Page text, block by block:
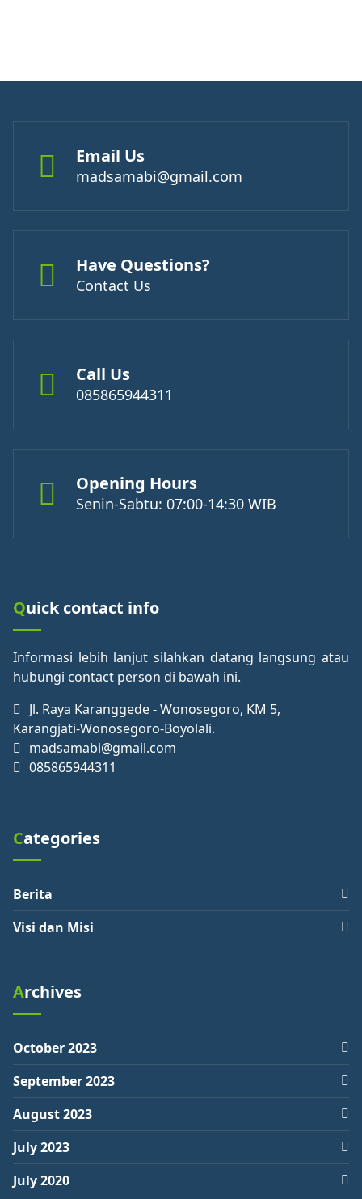
Email Us
madsamabi@gmail.com
Have Questions?
Contact Us
Call Us
085865944311
Opening Hours
Senin-Sabtu: 07:00-14:30 WIB
Quick contact info
Informasi lebih lanjut silahkan datang langsung atau
hubungi contact person di bawah ini.
Jl. Raya Karanggede - Wonosegoro, KM 5,
Karangjati-Wonosegoro-Boyolali.
madsamabi@gmail.com
085865944311
Categories
Berita
Visi dan Misi
Archives
October 2023
September 2023
August 2023
July 2023
July 2020